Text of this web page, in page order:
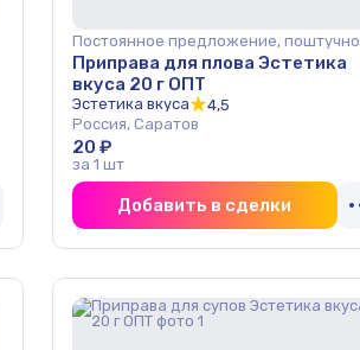
Постоянное предложение, поштучно
Приправа для плова Эстетика
вкуса 20 г ОПТ
Эстетика вкуса
4,5
Россия, Саратов
20 ₽
за 1 шт
Добавить в сделки